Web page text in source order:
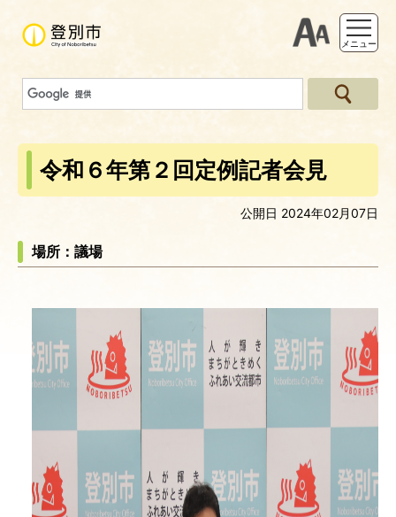
支援ツー
メニュー
令和６年第２回定例記者会見
公開日 2024年02月07日
場所：議場